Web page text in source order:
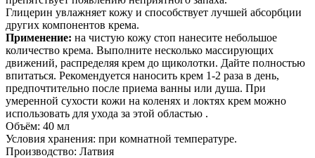
Глицерин увлажняет кожу и способствует лучшей абсорбции
других компонентов крема.
Применение: на чистую кожу стоп нанесите небольшое
количество крема. Выполните несколько массирующих
движений, распределяя крем до щиколотки. Дайте полностью
впитаться. Рекомендуется наносить крем 1-2 раза в день,
предпочтительно после приема ванны или душа. При
умеренной сухости кожи на коленях и локтях крем можно
использовать для ухода за этой областью .
Объём: 40 мл
Условия хранения: при комнатной температуре.
Производство: Латвия